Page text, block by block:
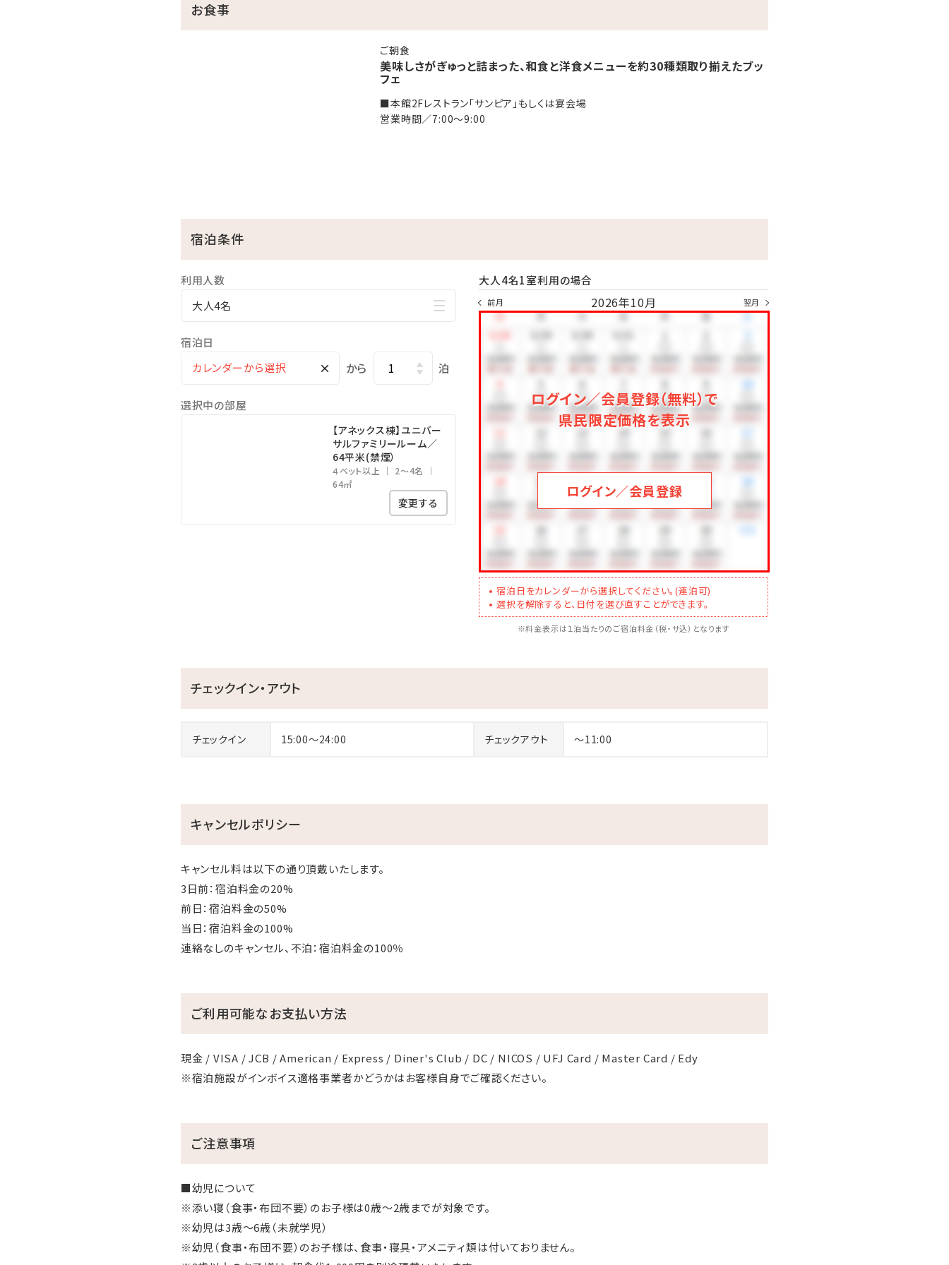
●ホテル駐車場無料
営業時間／6:30～23:00（最終受付22:30）
※刺青やタトゥーをされている方（タトゥーシールも含む）のご入浴をお断りしております。
・広々としたスペースは、リモートワークの利用も可能です。
□幼児について
※幼児（食事・布団不要）のお子様は、食事・寝具・アメニティ類は付いておりません。
□ホテル敷地内で楽しめる！遊びメニューをご紹介（※有料）
スポーツや知育ゲームなどが遊び放題♪大人も子供も一緒に体を動かしてリフレッシュ！
4歳からご利用可能です。家族・友人と森の中を駆け抜けよう！
ヨナグニウマと触れ合えるプログラムをご用意しております。
◆その他、館内施設の最新の営業詳細については、ホテル公式ホームページをご確認ください。
お食事
ご朝食
美味しさがぎゅっと詰まった、和食と洋食メニューを約30種類取り揃えたブッ
フェ
■本館2Fレストラン「サンピア」もしくは宴会場
営業時間／7:00～9:00
宿泊条件
利用人数
大人4名
宿泊日
× から 泊
選択中の部屋
【アネックス棟】ユニバー
サルファミリールーム／
64平米(禁煙）
４ベット以上
2～4名
64㎡
変更する
大人4名1室利用の場合
前月 2026年10月 翌月
ログイン／会員登録（無料）で
県民限定価格を表示
ログイン／会員登録
宿泊日をカレンダーから選択してください。(連泊可)
選択を解除すると、日付を選び直すことができます。
※料金表示は１泊当たりのご宿泊料金（税・サ込）となります
チェックイン・アウト
チェックイン 15:00～24:00 チェックアウト ～11:00
キャンセルポリシー
キャンセル料は以下の通り頂戴いたします。
3日前：宿泊料金の20%
前日：宿泊料金の50%
当日：宿泊料金の100%
連絡なしのキャンセル、不泊：宿泊料金の100％
ご利用可能なお支払い方法
現金 / VISA / JCB / American / Express / Diner's Club / DC / NICOS / UFJ Card / Master Card / Edy
※宿泊施設がインボイス適格事業者かどうかはお客様自身でご確認ください。
ご注意事項
■幼児について
※添い寝（食事・布団不要）のお子様は0歳～2歳までが対象です。
※幼児は3歳～6歳（未就学児）
※幼児（食事・布団不要）のお子様は、食事・寝具・アメニティ類は付いておりません。